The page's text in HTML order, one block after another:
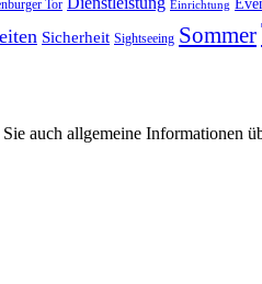
Tor Einrichtung
Sicherheit Sightseeing Sommer
auch allgemeine Informationen